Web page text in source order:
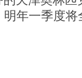
年一季度将